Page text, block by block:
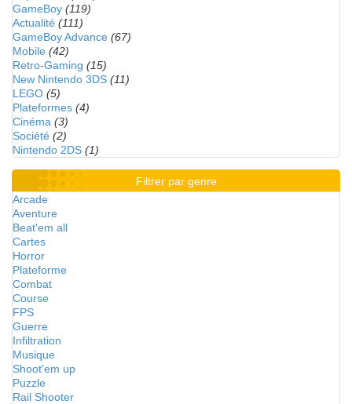
GameBoy (119)
Actualité (111)
GameBoy Advance (67)
Mobile (42)
Retro-Gaming (15)
New Nintendo 3DS (11)
LEGO (5)
Plateformes (4)
Cinéma (3)
Société (2)
Nintendo 2DS (1)
Filtrer par genre
Arcade
Aventure
Beat'em all
Cartes
Horror
Plateforme
Combat
Course
FPS
Guerre
Infiltration
Musique
Shoot'em up
Puzzle
Rail Shooter